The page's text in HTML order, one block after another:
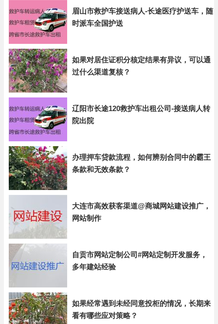
眉山市救护车接送病人-长途医疗护送车，随
时派车全国护送
如果对居住证积分核定结果有异议，可以通
过什么渠道复核？
辽阳市长途120救护车出租公司-接送病人转
院出院
办理押车贷款流程，如何辨别合同中的霸王
条款和无效条款？
大连市高效获客渠道@商城网站建设推广，
网站制作
自贡市网站定制公司#网站定制开发服务，
多年建站经验
如果经常遇到未经同意投柜的情况，长期来
看有哪些应对策略？